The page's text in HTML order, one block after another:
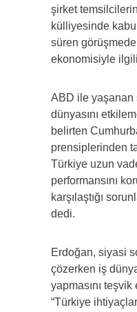
şirket
külliyesinde
süren
ekonomisiyle
ABD ile yaşanan
dünyasını
belirten
prensiplerinden
Türkiye uzun
performansını
karşılaştığı
dedi.
Erdoğan, siyasi
çözerken iş
yapmasını
“Türkiye